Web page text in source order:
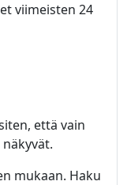
viimeisten 24
että vain
mukaan. Haku